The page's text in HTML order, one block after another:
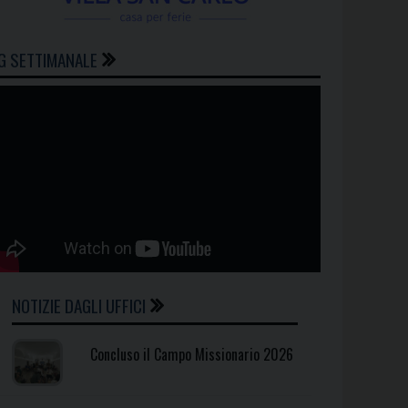
SETTIMANALE
NOTIZIE DAGLI UFFICI
Concluso il Campo Missionario 2026